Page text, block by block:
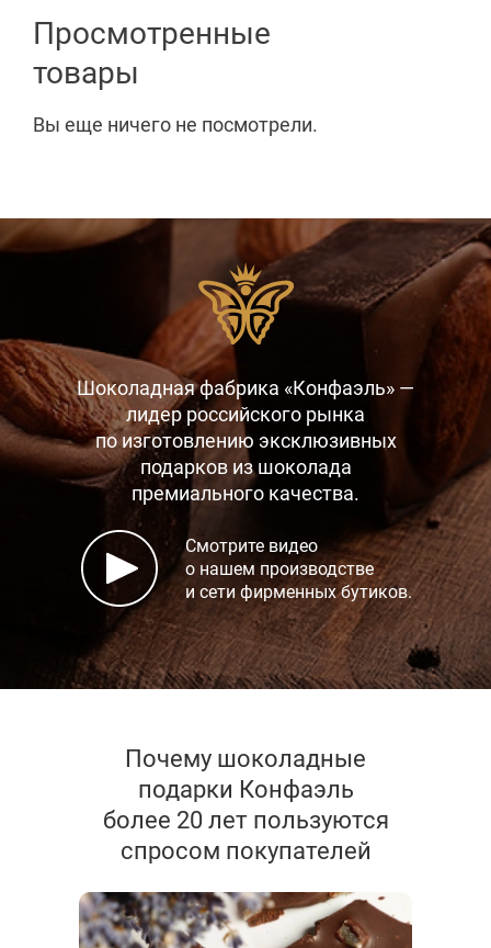
Просмотренные
товары
Вы еще ничего не посмотрели.
Шоколадная фабрика «Конфаэль» —
лидер российского рынка
по изготовлению эксклюзивных
подарков из шоколада
премиального качества.
Смотрите видео
о нашем производстве
и сети фирменных бутиков.
Почему шоколадные
подарки Конфаэль
более 20 лет пользуются
спросом покупателей